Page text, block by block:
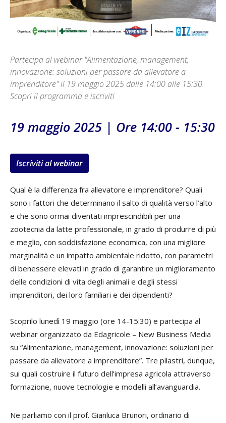
Partecipa al webinar "Alimentazione, management,
innovazione: soluzioni per passare da allevatore a
imprenditore" il 19 maggio 2025 dalle 14:00 alle 15:30.
Scopri il programma e iscriviti
19 maggio 2025 | Ore 14:00 - 15:30
Iscriviti al webinar
Qual è la differenza fra allevatore e imprenditore? Quali
sono i fattori che determinano il salto di qualità verso l’alto
e che sono ormai diventati imprescindibili per una
zootecnia da latte professionale, in grado di produrre di più
e meglio, con soddisfazione economica, con una migliore
marginalità e un impatto ambientale ridotto, con parametri
di benessere elevati in grado di garantire un miglioramento
delle condizioni di vita degli animali e degli stessi
imprenditori, dei loro familiari e dei dipendenti?
Scoprilo lunedì 19 maggio (ore 14-15:30) e partecipa al
webinar organizzato da Edagricole – New Business Media
su “Alimentazione, management, innovazione: soluzioni per
passare da allevatore a imprenditore”. Tre pilastri, dunque,
sui quali costruire il futuro dell’impresa agricola attraverso
formazione, nuove tecnologie e modelli all’avanguardia.
Ne parliamo con il prof. Gianluca Brunori, ordinario di